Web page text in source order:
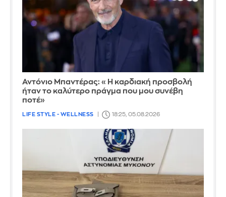
Αντόνιο Μπαντέρας: «Η καρδιακή προσβολή
ήταν το καλύτερο πράγμα που μου συνέβη
ποτέ»
LIFE STYLE - WELLNESS 18:25, 05.08.2026